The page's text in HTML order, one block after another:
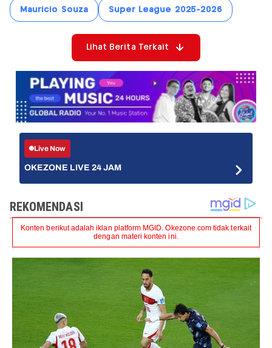
Mauricio Souza Super League 2025-2026
Lihat Berita Terkait
Live Now
OKEZONE LIVE 24 JAM